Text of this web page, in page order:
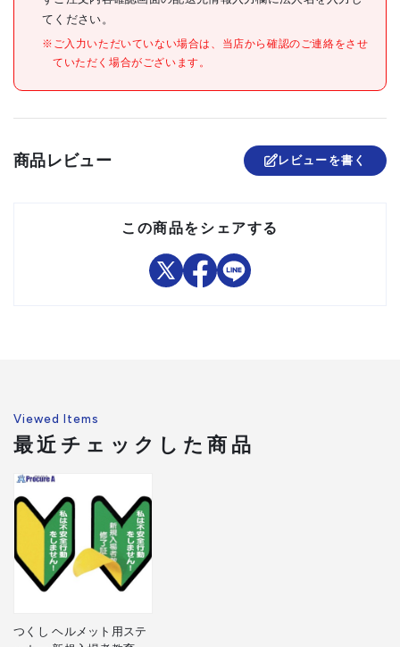
組立品
てください。
※ご入力いただいていない場合は、当店から確認のご連絡をさせ
ていただく場合がございます。
商品レビュー レビューを書く
この商品をシェアする
Viewed Items
最近チェックした商品
つくし ヘルメット用ステ